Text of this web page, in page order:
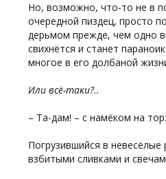
Но, возможно, что-то не в
очередной пиздец, просто
дерьмом прежде, чем одно
свихнётся и станет
многое в его долбаной
Или всё-таки?..
– Та-дам! – с намёком на
Погрузившийся в
взбитыми сливками и